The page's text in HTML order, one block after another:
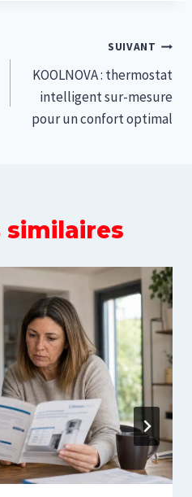
SUIVANT
KOOLNOVA : thermostat
intelligent sur-mesure
pour un confort optimal